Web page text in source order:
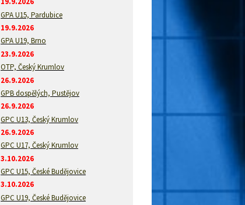
GPA U15, Pardubice
19.9.2026
GPA U19, Brno
23.9.2026
OTP, Český Krumlov
26.9.2026
GPB dospělých, Pustějov
26.9.2026
GPC U13, Český Krumlov
26.9.2026
GPC U17, Český Krumlov
3.10.2026
GPC U15, České Budějovice
3.10.2026
GPC U19, České Budějovice